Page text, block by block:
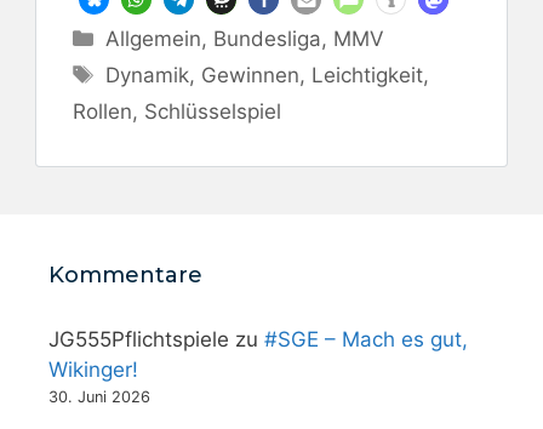
Kategorien
Allgemein, Bundesliga, MMV
Schlagwörter
Dynamik, Gewinnen, Leichtigkeit,
Rollen, Schlüsselspiel
Kommentare
JG555Pflichtspiele zu #SGE – Mach es gut,
Wikinger!
30. Juni 2026